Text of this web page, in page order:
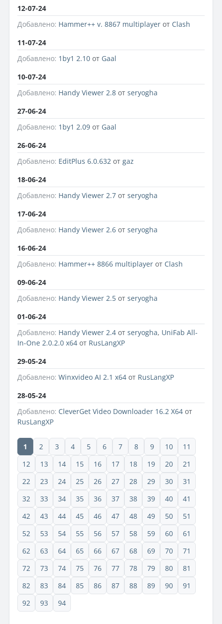
12-07-24
Добавлено: Hammer++ v. 8867 multiplayer от Clash
11-07-24
Добавлено: 1by1 2.10 от Gaal
10-07-24
Добавлено: Handy Viewer 2.8 от seryogha
27-06-24
Добавлено: 1by1 2.09 от Gaal
26-06-24
Добавлено: EditPlus 6.0.632 от gaz
18-06-24
Добавлено: Handy Viewer 2.7 от seryogha
17-06-24
Добавлено: Handy Viewer 2.6 от seryogha
16-06-24
Добавлено: Hammer++ 8866 multiplayer от Clash
09-06-24
Добавлено: Handy Viewer 2.5 от seryogha
01-06-24
Добавлено: Handy Viewer 2.4 от seryogha, UniFab All-
In-One 2.0.2.0 x64 от RusLangXP
29-05-24
Добавлено: Winxvideo AI 2.1 x64 от RusLangXP
28-05-24
Добавлено: CleverGet Video Downloader 16.2 X64 от
RusLangXP
1 2 3 4 5 6 7 8 9 10
11
12
13 14 15 16 17 18 19 20
21
22
23 24 25 26 27 28 29 30
31
32
33 34 35 36 37 38 39 40
41
42
43 44 45 46 47 48 49 50
51
52
53 54 55 56 57 58 59 60
61
62
63 64 65 66 67 68 69 70
71
72
73 74 75 76 77 78 79 80
81
82
83 84 85 86 87 88 89 90
91
92
93 94